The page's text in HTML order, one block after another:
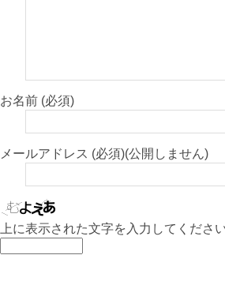
お名前 (必須)
メールアドレス (必須)(公開しません)
上に表示された文字を入力してください